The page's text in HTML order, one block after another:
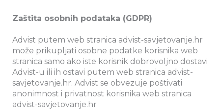
Zaštita osobnih podataka (GDPR)
Advist putem web stranica advist-savjetovanje.hr
može prikupljati osobne podatke korisnika web
stranica samo ako iste korisnik dobrovoljno dostavi
Advist-u ili ih ostavi putem web stranica advist-
savjetovanje.hr. Advist se obvezuje poštivati
anonimnost i privatnost korisnika web stranica
advist-savjetovanje.hr